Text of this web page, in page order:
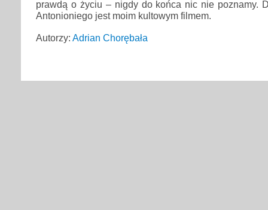
prawdą o życiu – nigdy do końca nic nie poznamy.
Antonioniego jest moim kultowym filmem.
Autorzy: Adrian Chorębała